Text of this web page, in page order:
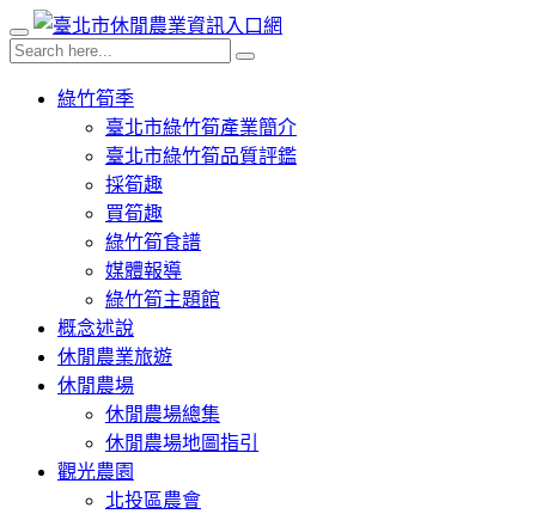
綠竹筍季
臺北市綠竹筍產業簡介
臺北市綠竹筍品質評鑑
採筍趣
買筍趣
綠竹筍食譜
媒體報導
綠竹筍主題館
概念述說
休閒農業旅遊
休閒農場
休閒農場總集
休閒農場地圖指引
觀光農園
北投區農會